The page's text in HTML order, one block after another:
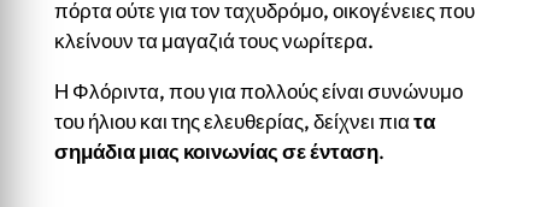
πόρτα ούτε για τον ταχυδρόμο, οικογένειες που
κλείνουν τα μαγαζιά τους νωρίτερα.
Η Φλόριντα, που για πολλούς είναι συνώνυμο
του ήλιου και της ελευθερίας, δείχνει πιατα
σημάδια μιας κοινωνίας σε ένταση.